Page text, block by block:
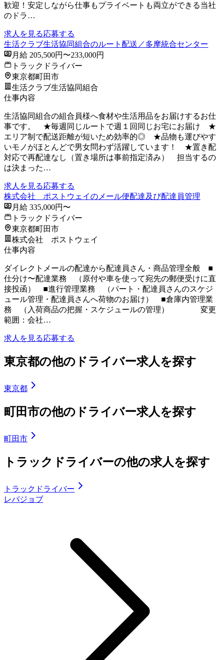
歓迎！安定しながら仕事もプライベートも両立ができる当社
のドラ…
求人を見る応募する
生活クラブ生活協同組合のルート配送／多摩統合センター
月給 205,500円〜233,000円
トラックドライバー
東京都町田市
生活クラブ生活協同組合
仕事内容
生活協同組合の組合員様へ食材や生活用品をお届けするお仕
事です。 ★毎週同じルートで週１回同じお宅にお届け ★
エリア制で配送距離が短いため効率的◎ ★品物も運びやす
いモノがほとんどで男女問わず活躍しています！ ★置き配
対応で再配達なし（置き場所は事前指定済み） 担当するの
は決まった…
求人を見る応募する
株式会社 ポストウェイのメール便配達及び配達員管理
月給 335,000円〜
トラックドライバー
東京都町田市
株式会社 ポストウェイ
仕事内容
ダイレクトメールの配達から配達員さん・商品管理全般 ■
仕分け〜配達業務 （原付や車を使って宛先の郵便受けに直
接投函） ■進行管理業務 （パート・配達員さんのスケジ
ュール管理・配達員さんへ荷物のお届け） ■倉庫内管理業
務 （入荷商品の把握・スケジュールの管理） 変更
範囲：会社…
求人を見る応募する
東京都の他のドライバー求人を探す
東京都
町田市の他のドライバー求人を探す
町田市
トラックドライバーの他の求人を探す
トラックドライバー
レバジョブ